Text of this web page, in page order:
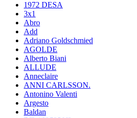
1972 DESA
3x1
Abro
Add
Adriano Goldschmied
AGOLDE
Alberto Biani
ALLUDE
Anneclaire
ANNI CARLSSON.
Antonino Valenti
Argesto
Baldan